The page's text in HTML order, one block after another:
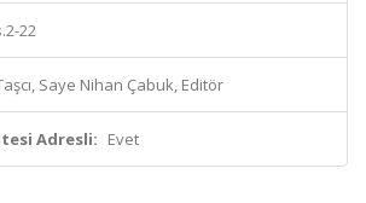
22
Saye Nihan Çabuk, Editör
Adresli: Evet